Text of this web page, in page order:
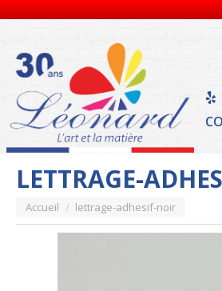
LETTRAGE-
Vous êtes ici :
Accueil lettrage-adhesif-noir